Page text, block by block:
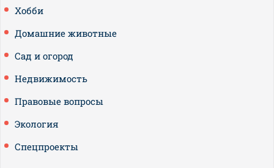
Хобби
Домашние животные
Сад и огород
Недвижимость
Правовые вопросы
Экология
Спецпроекты